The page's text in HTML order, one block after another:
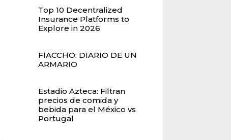
Top 10 Decentralized
Insurance Platforms to
Explore in 2026
FIACCHO: DIARIO DE UN
ARMARIO
Estadio Azteca: Filtran
precios de comida y
bebida para el México vs
Portugal